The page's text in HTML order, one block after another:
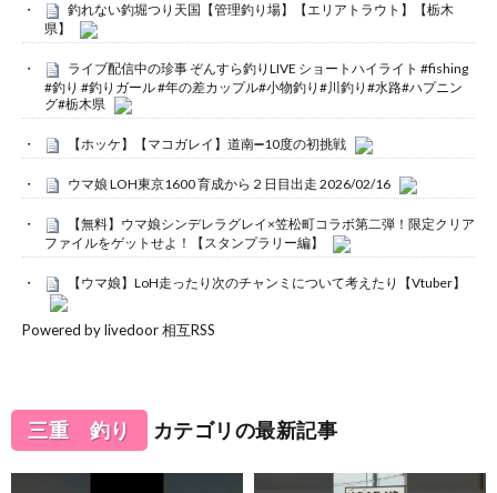
釣れない釣堀つり天国【管理釣り場】【エリアトラウト】【栃木
県】
ライブ配信中の珍事 ぞんすら釣りLIVE ショートハイライト #fishing
#釣り #釣りガール #年の差カップル#小物釣り#川釣り#水路#ハプニン
グ#栃木県
【ホッケ】【マコガレイ】道南➖10度の初挑戦
ウマ娘 LOH東京1600 育成から２日目出走 2026/02/16
【無料】ウマ娘シンデレラグレイ×笠松町コラボ第二弾！限定クリア
ファイルをゲットせよ！【スタンプラリー編】
【ウマ娘】LoH走ったり次のチャンミについて考えたり【Vtuber】
Powered by livedoor 相互RSS
三重 釣り カテゴリの最新記事